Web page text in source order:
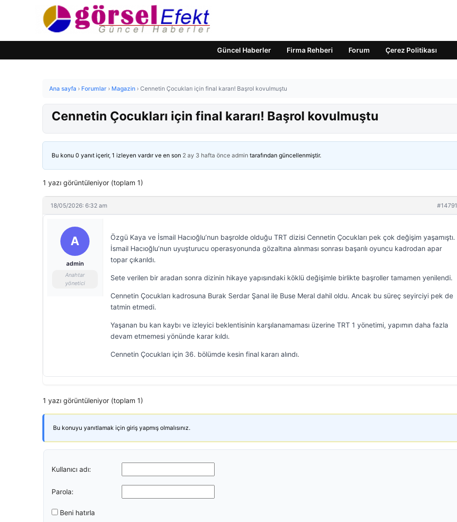
Güncel Haberler Firma Rehberi Forum Çerez Politikası
Ana sayfa › Forumlar › Magazin › Cennetin Çocukları için final kararı! Başrol kovulmuştu
Cennetin Çocukları için final kararı! Başrol kovulmuştu
Bu konu 0 yanıt içerir, 1 izleyen vardır ve en son 2 ay 3 hafta önce admin tarafından güncellenmiştir.
1 yazı görüntüleniyor (toplam 1)
18/05/2026: 6:32 am #14791
A
admin
Anahtar
yönetici
Özgü Kaya ve İsmail Hacıoğlu’nun başrolde olduğu TRT dizisi Cennetin Çocukları pek çok değişim yaşamıştı.
İsmail Hacıoğlu’nun uyuşturucu operasyonunda gözaltına alınması sonrası başarılı oyuncu kadrodan apar
topar çıkarıldı.
Sete verilen bir aradan sonra dizinin hikaye yapısındaki köklü değişimle birlikte başroller tamamen yenilendi.
Cennetin Çocukları kadrosuna Burak Serdar Şanal ile Buse Meral dahil oldu. Ancak bu süreç seyirciyi pek de
tatmin etmedi.
Yaşanan bu kan kaybı ve izleyici beklentisinin karşılanamaması üzerine TRT 1 yönetimi, yapımın daha fazla
devam etmemesi yönünde karar kıldı.
Cennetin Çocukları için 36. bölümde kesin final kararı alındı.
1 yazı görüntüleniyor (toplam 1)
Bu konuyu yanıtlamak için giriş yapmış olmalısınız.
Kullanıcı adı:
Parola:
Beni hatırla